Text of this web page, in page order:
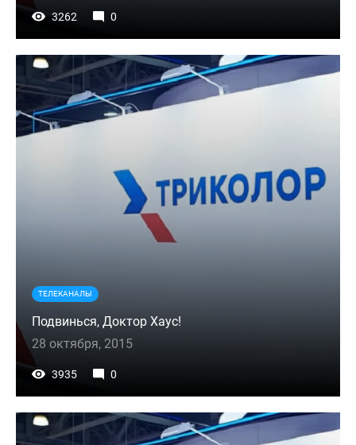
3262 0
ТЕЛЕКАНАЛЫ
Подвинься, Доктор Хаус!
28 октября, 2015
3935 0